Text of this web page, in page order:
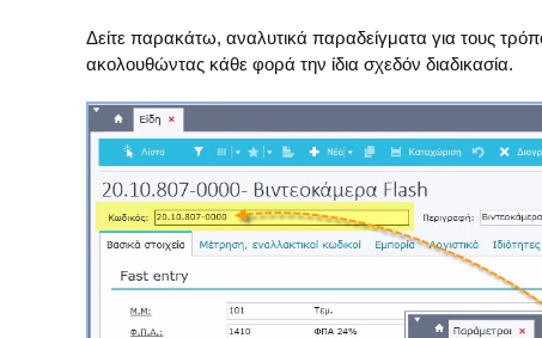
Δείτε παρακάτω, αναλυτικά παραδείγματα για τους
ακολουθώντας κάθε φορά την ίδια σχεδόν διαδικασία.